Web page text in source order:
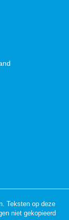
Teksten op deze
niet gekopieerd